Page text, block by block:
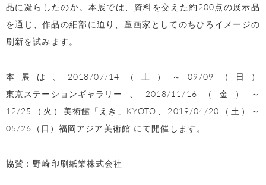
品に凝らしたのか。本展では、資料を交えた約200点の展示品
を通じ、作品の細部に迫り、童画家としてのちひろイメージの
刷新を試みます。
本展は、2018/07/14（土）～09/09（日）
東京ステーションギャラリー
、2018/11/16（金）～
12/25（火） 美術館「えき」KYOTO 、2019/04/20（土）～
05/26（日） 福岡アジア美術館 にて開催します。
協賛：野崎印刷紙業株式会社